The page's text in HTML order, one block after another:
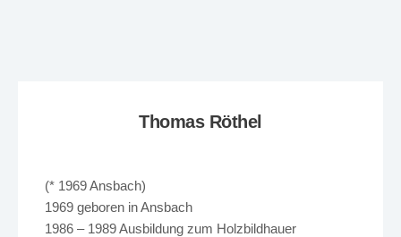
Thomas Röthel
(* 1969 Ansbach)
1969 geboren in Ansbach
1986 – 1989 Ausbildung zum Holzbildhauer